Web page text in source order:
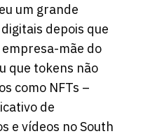
um grande
depois que
mãe do
que tokens não
como NFTs –
de
e vídeos no South